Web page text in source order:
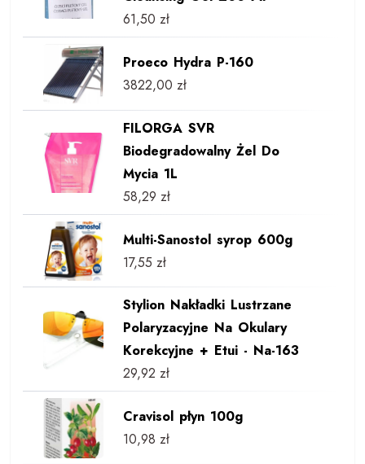
61,50 zł
Proeco Hydra P-160
3822,00 zł
FILORGA SVR
Biodegradowalny Żel Do
Mycia 1L
58,29 zł
Multi-Sanostol syrop 600g
17,55 zł
Stylion Nakładki Lustrzane
Polaryzacyjne Na Okulary
Korekcyjne + Etui - Na-163
29,92 zł
Cravisol płyn 100g
10,98 zł